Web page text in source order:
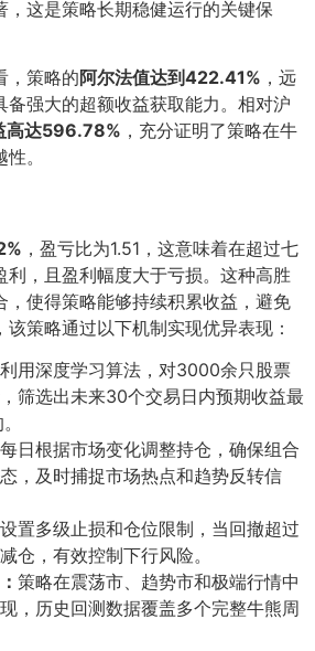
，这是策略长期稳健运行的关键保
，策略的阿尔法值达到422.41% ，远
备强大的超额收益获取能力。相对沪
高达596.78% ，充分证明了策略在牛
。
，盈亏比为1.51，这意味着在超过七
利，且盈利幅度大于亏损。这种高胜
，使得策略能够持续积累收益，避免
策略通过以下机制实现优异表现：
利用深度学习算法，对3000余只股票
筛选出未来30个交易日内预期收益最
每日根据市场变化调整持仓，确保组合
，及时捕捉市场热点和趋势反转信
设置多级止损和仓位限制，当回撤超过
仓，有效控制下行风险。
策略在震荡市、趋势市和极端行情中
，历史回测数据覆盖多个完整牛熊周